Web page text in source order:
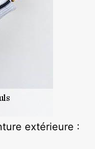
extérieure :